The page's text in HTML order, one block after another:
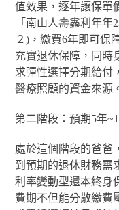
值效果，逐年讓保單
「南山人壽鑫利年
２)，繳費6年即可保
充實退休保障，同時
求彈性選擇分期給付
醫療照顧的資金來源
第二階段：預期5年
處於這個階段的爸爸
到預期的退休財務需
利率變動型還本終身
費期不但能分散繳費